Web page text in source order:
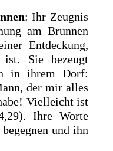
: Ihr Zeugnis
am Brunnen
Entdeckung,
ist. Sie bezeugt
in ihrem Dorf:
der mir alles
Vielleicht ist
Ihre Worte
und ihn